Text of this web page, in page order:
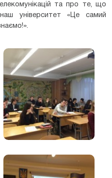
та про те, що
університет «Це самий